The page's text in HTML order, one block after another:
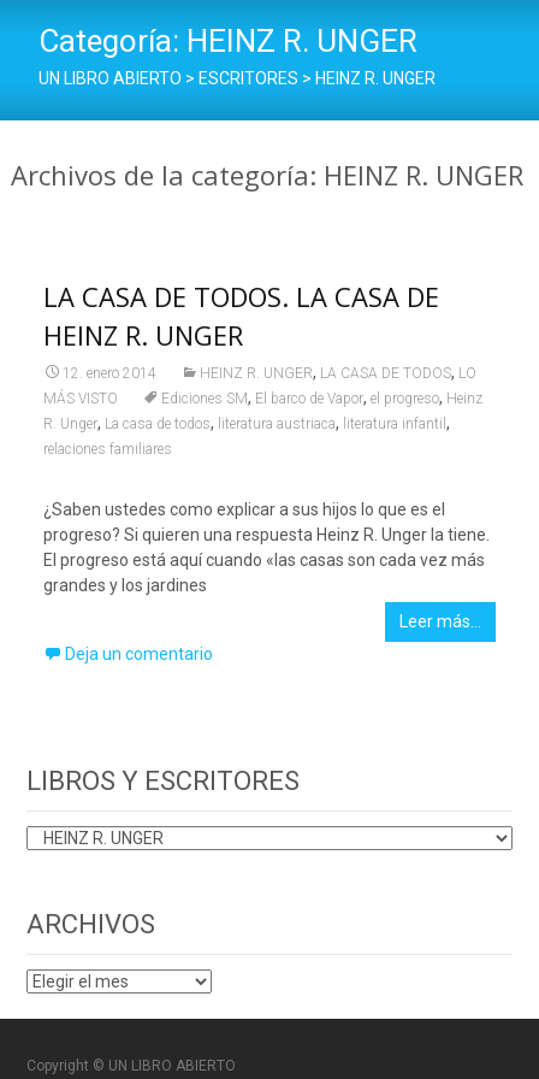
Categoría: HEINZ R. UNGER
UN LIBRO ABIERTO > ESCRITORES > HEINZ R. UNGER
Archivos de la categoría: HEINZ R. UNGER
LA CASA DE TODOS. LA CASA DE
HEINZ R. UNGER
12. enero 2014 HEINZ R. UNGER, LA CASA DE TODOS, LO
MÁS VISTO
Ediciones SM, El barco de Vapor, el progreso, Heinz
R. Unger, La casa de todos, literatura austriaca, literatura infantil ,
relaciones familiares
¿Saben ustedes como explicar a sus hijos lo que es el
progreso? Si quieren una respuesta Heinz R. Unger la tiene.
El progreso está aquí cuando «las casas son cada vez más
grandes y los jardines
Leer más…
Deja un comentario
LIBROS Y ESCRITORES
LIBROS
ARCHIVOS
ARCHIVOS
Copyright © UN LIBRO ABIERTO